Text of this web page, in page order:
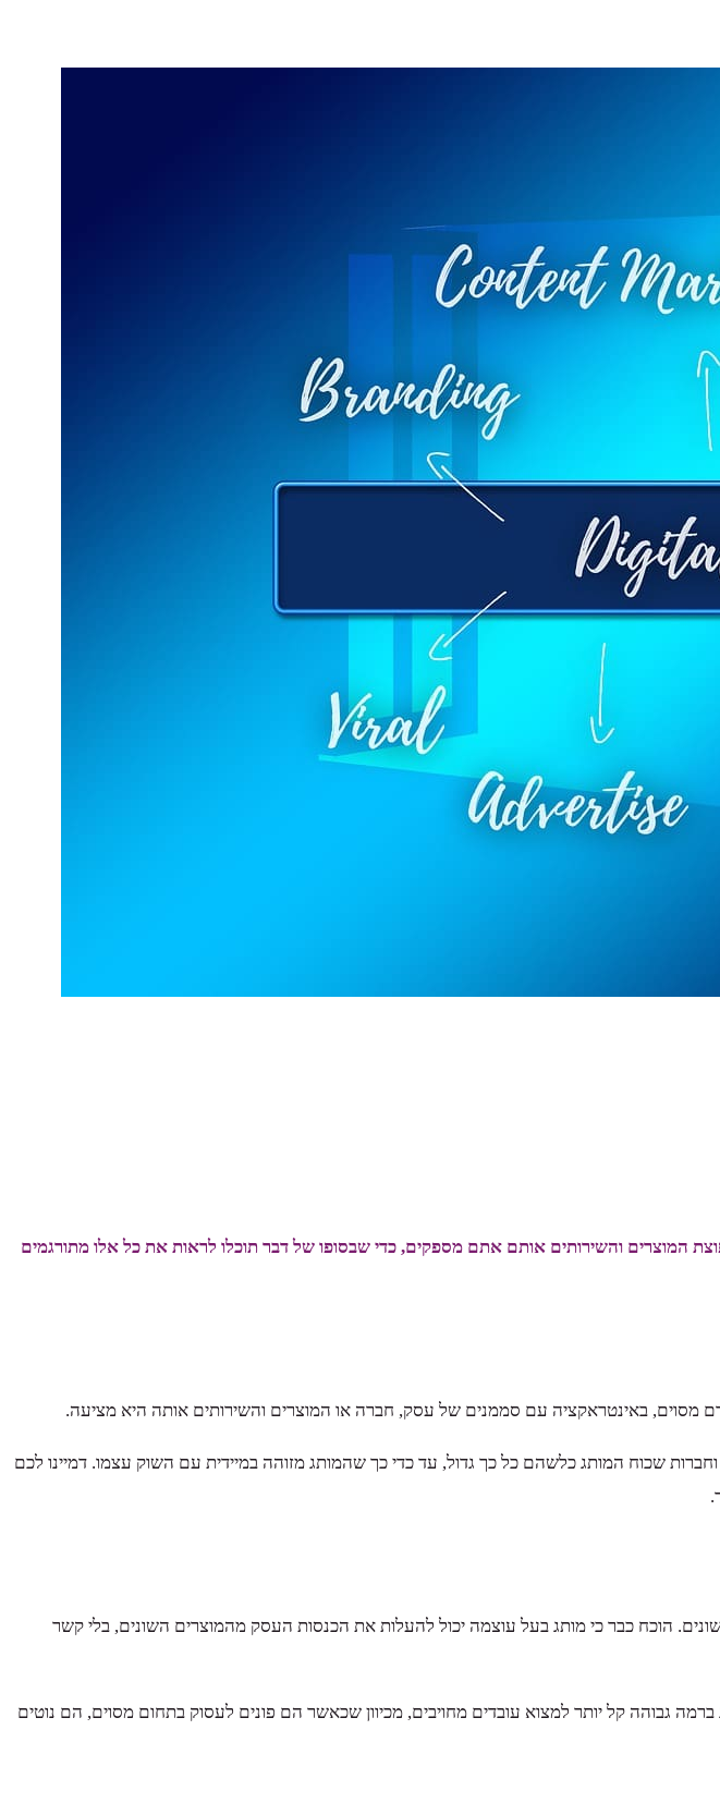
המוצרים והשירותים אותם אתם מספקים, כדי שבסופו של דבר תוכלו לראות את כל אלו מתורגמים
מסוים, באינטראקציה עם סממנים של עסק, חברה או המוצרים והשירותים אותה היא מציעה.
שכוח המותג כלשהם כל כך גדול, עד כדי כך שהמותג מזוהה במיידית עם השוק עצמו. דמיינו לכם
הוכח כבר כי מותג בעל עוצמה יכול להעלות את הכנסות העסק מהמוצרים השונים, בלי קשר
גבוהה קל יותר למצוא עובדים מחויבים, מכיוון שכאשר הם פונים לעסוק בתחום מסוים, הם נוטים